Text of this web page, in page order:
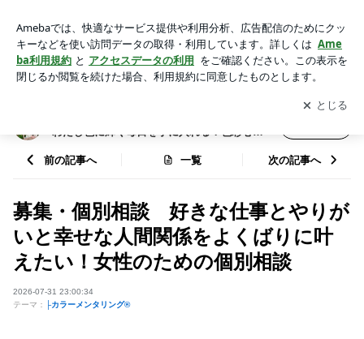
くばりに叶えたい！女性のための個別相談 | 【福岡】人間関係
の悩みゼロ！好きな仕事でわたし色に輝く毎日を手に入れる！
色彩心理カウンセラー小林りえ
アプリをダウンロードして ブログの更新通知
を受け取りまし
ょう。
開く
わたし色に輝く毎日を手に入れる！色彩心理
前の記事へ 一覧 次の記事へ
募集・個別相談 好きな仕事とやりが
いと幸せな人間関係をよくばりに叶
えたい！女性のための個別相談
2026-07-31 23:00:34
テーマ：
├カラーメンタリング®